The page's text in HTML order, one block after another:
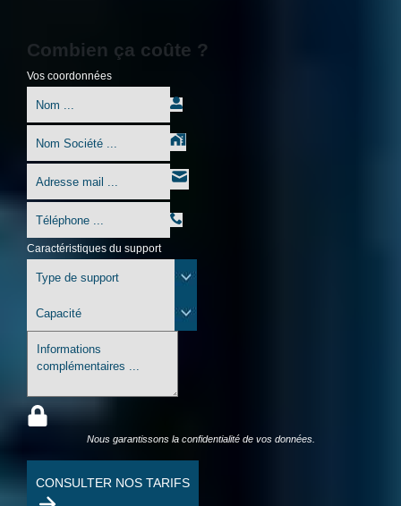
Combien ça coûte ?
Vos coordonnées
Caractéristiques du support
Nous garantissons la confidentialité de vos données.
CONSULTER NOS TARIFS